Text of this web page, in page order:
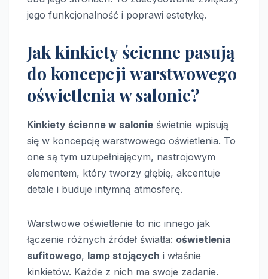
jego funkcjonalność i poprawi estetykę.
Jak kinkiety ścienne pasują
do koncepcji warstwowego
oświetlenia w salonie?
Kinkiety ścienne w salonie świetnie wpisują
się w koncepcję warstwowego oświetlenia. To
one są tym uzupełniającym, nastrojowym
elementem, który tworzy głębię, akcentuje
detale i buduje intymną atmosferę.
Warstwowe oświetlenie to nic innego jak
łączenie różnych źródeł światła: oświetlenia
sufitowego, lamp stojących i właśnie
kinkietów. Każde z nich ma swoje zadanie.